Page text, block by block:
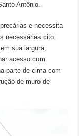
Antônio.
e necessita
necessárias cito:
sua largura;
acesso com
parte de cima com
de muro de